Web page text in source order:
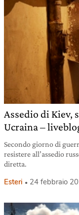
Assedio di Kiev,
Ucraina –
Secondo giorno di
resistere all’assedio
diretta.
Esteri 24 febbraio